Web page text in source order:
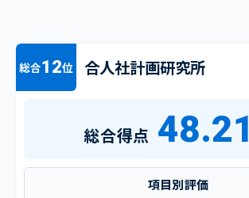
総合12位 合人社計画研究所
総合得点 48.21
項目別評価